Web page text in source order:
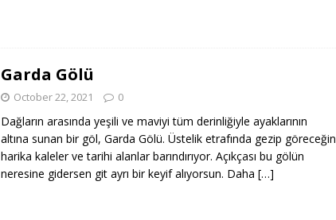
Garda Gölü
October 22, 2021 0
Dağların arasında yeşili ve maviyi tüm derinliğiyle ayaklarının
altına sunan bir göl, Garda Gölü. Üstelik etrafında gezip göreceğin
harika kaleler ve tarihi alanlar barındırıyor. Açıkçası bu gölün
neresine gidersen git ayrı bir keyif alıyorsun. Daha […]